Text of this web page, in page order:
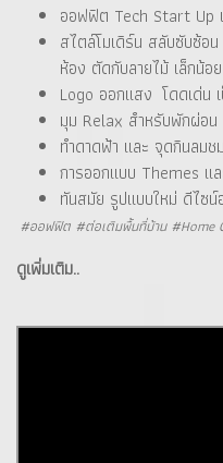
ออฟฟิต Tech Start Up
สไตล์โมเดิร์น สลับซับซ้อ
ห้อง ตัดกับลายไม้ เล็กน้อ
Logo ออกแสง โดดเด่น
มุม Relax สำหรับพักผ่อน
ทำดาดฟ้า และ จุดกินลม
การออกแบบ Themes แ
ทันสมัย รูปแบบใหม่ ดีไซน์
#ออฟฟิต #ต่อเติมพื้นที่บ้าน #Home
ดูเพิ่มเติม..